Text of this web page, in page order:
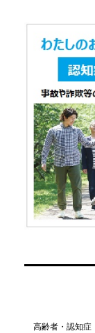
高齢者・認知症